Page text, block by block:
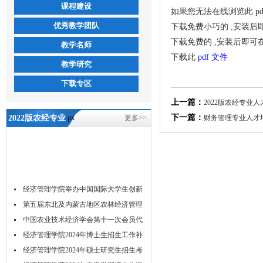
课程建设
优秀教学团队
教学名师
教学研究
下载专区
px
2022版农经专业 更多>>
经济管理学院举办中国国际大学生创新
大...
第五届东北及内蒙古地区农林经济管理
学...
中国农业技术经济学会第十一次会员代
表...
经济管理学院2024年博士生招生工作补
充...
经济管理学院2024年硕士研究生招生考
如果您无法在线浏览此
下载免费小巧的 ,安装后
下载免费的 ,安装后即可
下载此 pdf 文件
上一篇： 2022版农经专业
下一篇： 财务管理专业人才